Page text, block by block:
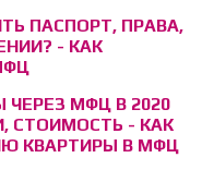
ПАСПОРТ, ПРАВА,
- КАК
МФЦ В 2020
СТОИМОСТЬ - КАК
КВАРТИРЫ В МФЦ